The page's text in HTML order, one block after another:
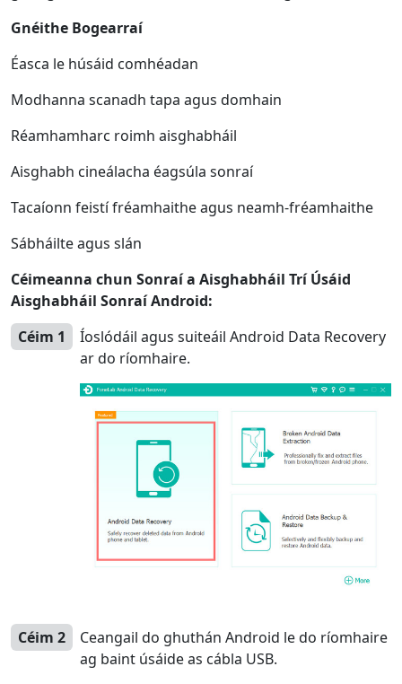
Gnéithe Bogearraí
Éasca le húsáid comhéadan
Modhanna scanadh tapa agus domhain
Réamhamharc roimh aisghabháil
Aisghabh cineálacha éagsúla sonraí
Tacaíonn feistí fréamhaithe agus neamh-fréamhaithe
Sábháilte agus slán
Céimeanna chun Sonraí a Aisghabháil Trí Úsáid
Aisghabháil Sonraí Android:
Céim 1
Íoslódáil agus suiteáil Android Data Recovery
ar do ríomhaire.
Céim 2
Ceangail do ghuthán Android le do ríomhaire
ag baint úsáide as cábla USB.